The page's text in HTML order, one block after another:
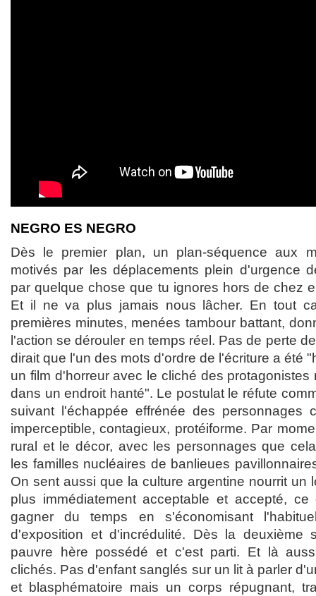
NEGRO ES NEGRO
Dès le premier plan, un plan-séquence aux
motivés par les déplacements plein d'urgence
par quelque chose que tu ignores hors de chez
Et il ne va plus jamais nous lâcher. En tout
premières minutes, menées tambour battant,
l'action se dérouler en temps réel. Pas de perte
dirait que l'un des mots d'ordre de l'écriture a été
un film d'horreur avec le cliché des protagonistes
dans un endroit hanté". Le postulat le réfute
suivant l'échappée effrénée des personnages
imperceptible, contagieux, protéiforme. Par
rural et le décor, avec les personnages que
les familles nucléaires de banlieues
On sent aussi que la culture argentine nourrit un
plus immédiatement acceptable et accepté,
gagner du temps en s'économisant
d'exposition et d'incrédulité. Dès la deuxième
pauvre hère possédé et c'est parti. Et là
clichés. Pas d'enfant sanglés sur un lit à parler
et blasphématoire mais un corps répugnant,